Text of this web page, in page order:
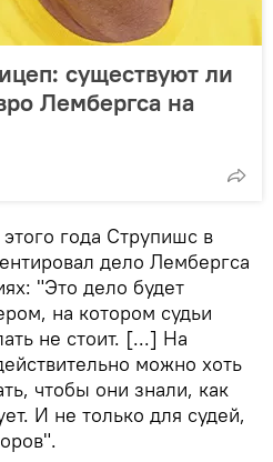
существуют ли
Лембергса на
года Струпишс в
дело Лембергса
"Это дело будет
на котором судьи
не стоит. [...] На
можно хоть
чтобы они знали, как
И не только для судей,